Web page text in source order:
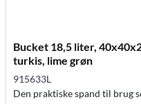
Bucket 18,5 liter,
turkis, lime grøn
915633L
Den praktiske spand til brug